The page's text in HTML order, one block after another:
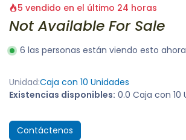
5 vendido en el último 24 horas
Not Available For Sale
6 las personas están viendo esto
Unidad:Caja con 10 Unidades
Existencias disponibles: 0.0 Caja con 10
Contáctenos